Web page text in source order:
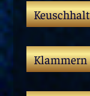
Klammern